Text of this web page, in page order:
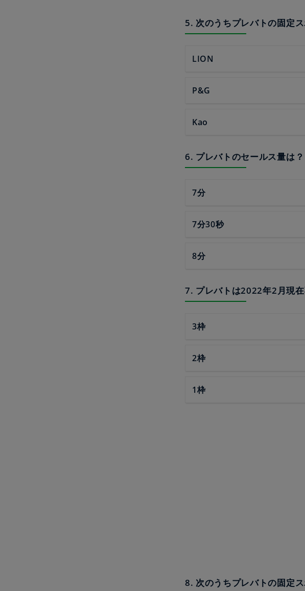
5. 次のうちプレバトの固定
LION
P&G
Kao
6. プレバトのセールス量は？
7分
7分30秒
8分
7. プレバトは2022年2月現
3枠
2枠
1枠
8. 次のうちプレバトの固定